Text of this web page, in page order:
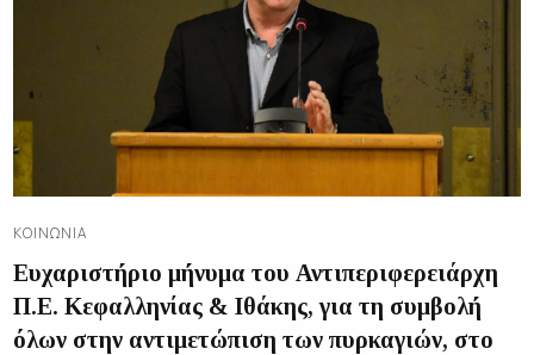
ΚΟΙΝΩΝΊΑ
Ευχαριστήριο μήνυμα του Αντιπεριφερειάρχη
Π.Ε. Κεφαλληνίας & Ιθάκης, για τη συμβολή
όλων στην αντιμετώπιση των πυρκαγιών, στο